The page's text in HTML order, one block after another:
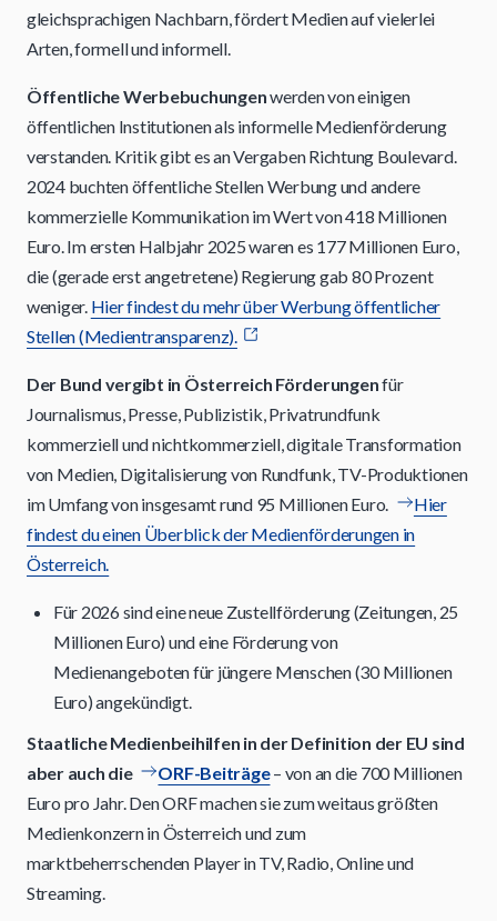
gleichsprachigen Nachbarn, fördert Medien auf vielerlei
Arten, formell und informell.
Öffentliche Werbebuchungenwerden von einigen
öffentlichen Institutionen als informelle Medienförderung
verstanden. Kritik gibt es an Vergaben Richtung Boulevard.
2024 buchten öffentliche Stellen Werbung und andere
kommerzielle Kommunikation im Wert von 418 Millionen
Euro. Im ersten Halbjahr 2025 waren es 177 Millionen Euro,
die (gerade erst angetretene) Regierung gab 80 Prozent
weniger. Hier findest du mehr über Werbung öffentlicher
Stellen (Medientransparenz).
Der Bund vergibt in Österreich Förderungenfür
Journalismus, Presse, Publizistik, Privatrundfunk
kommerziell und nichtkommerziell, digitale Transformation
von Medien, Digitalisierung von Rundfunk, TV-Produktionen
im Umfang von insgesamt rund 95 Millionen Euro.
Hier
findest du einen Überblick der Medienförderungen in
Österreich.
Für 2026 sind eine neue Zustellförderung (Zeitungen, 25
Millionen Euro) und eine Förderung von
Medienangeboten für jüngere Menschen (30 Millionen
Euro) angekündigt.
Staatliche Medienbeihilfen in der Definition der EU sind
aber auch die
ORF-Beiträge– von an die 700 Millionen
Euro pro Jahr. Den ORF machen sie zum weitaus größten
Medienkonzern in Österreich und zum
marktbeherrschenden Player in TV, Radio, Online und
Streaming.